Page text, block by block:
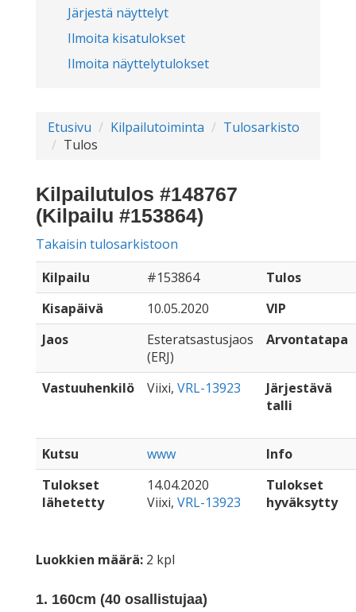
Järjestä näyttelyt
Ilmoita kisatulokset
Ilmoita näyttelytulokset
Etusivu Kilpailutoiminta
Tulosarkisto
Tulos
Kilpailutulos #148767
(Kilpailu #153864)
Takaisin tulosarkistoon
Kilpailu
#153864
Tulos
Kisapäivä
10.05.2020
VIP
Jaos
Esteratsastusjaos
(ERJ)
Arvontatapa
Vastuuhenkilö Viixi, VRL-13923
Järjestävä
talli
Kutsu www
Info
Tulokset
lähetetty
14.04.2020
Viixi, VRL-13923
Tulokset
hyväksytty
Luokkien määrä: 2 kpl
1. 160cm (40 osallistujaa)